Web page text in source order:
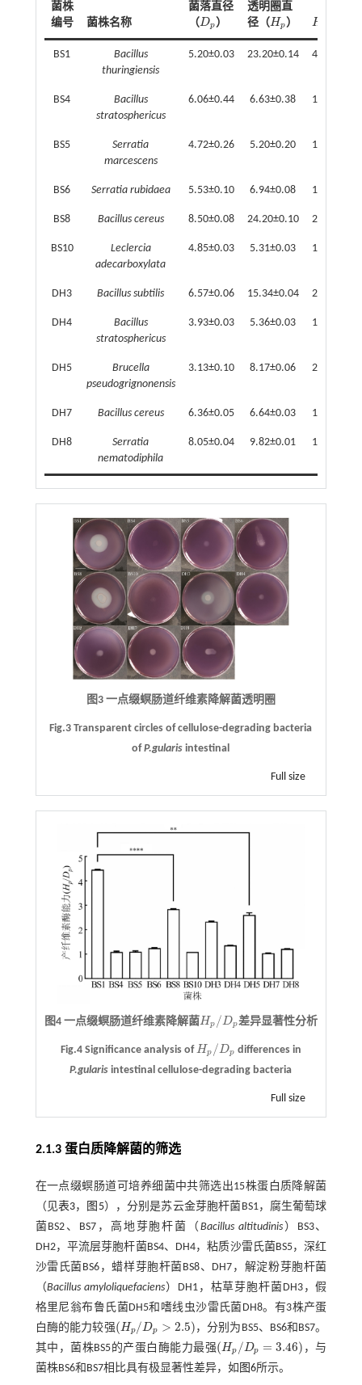
菌株
编号
菌株名称
菌落直径
（Dp
Dp ）
透明圈直
径（Hp
Hp ） H
H
BS1
Bacillus
thuringiensis
5.20±0.03 23.20±0.14 4.46±0.01
BS4
Bacillus
stratosphericus
6.06±0.44 6.63±0.38 1.09±0.02
BS5
Serratia
marcescens
4.72±0.26 5.20±0.20 1.10±0.03
BS6 Serratia rubidaea 5.53±0.10 6.94±0.08 1.25±0.01
BS8 Bacillus cereus 8.50±0.08 24.20±0.10 2.85±0.02
BS10
Leclercia
adecarboxylata
4.85±0.03 5.31±0.03 1.09±0.00
DH3 Bacillus subtilis 6.57±0.06 15.34±0.04 2.33±0.02
DH4
Bacillus
stratosphericus
3.93±0.03 5.36±0.03 1.36±0.00
DH5
Brucella
pseudogrignonensis
3.13±0.10 8.17±0.06 2.61±0.07
DH7 Bacillus cereus 6.36±0.05 6.64±0.03 1.04±0.00
DH8
Serratia
nematodiphila
8.05±0.04 9.82±0.01 1.22±0.01
图3 一点缀螟肠道纤维素降解菌透明圈
Fig.3 Transparent circles of cellulose-degrading bacteria
ofP.gularis intestinal
Full size
图4 一点缀螟肠道纤维素降解菌Hp /Dp
Hp/Dp 差异显著性分析
Fig.4 Significance analysis ofHp /Dp
Hp/Dp
differences in
P.gularis intestinal cellulose-degrading bacteria
Full size
2.1.3 蛋白质降解菌的筛选
在一点缀螟肠道可培养细菌中共筛选出15株蛋白质降解菌
（见表3， 图5），分别是苏云金芽胞杆菌BS1，腐生葡萄球
菌BS2、BS7，高地芽胞杆菌（ Bacillus altitudinis）BS3、
DH2，平流层芽胞杆菌BS4、DH4，粘质沙雷氏菌BS5，深红
沙雷氏菌BS6，蜡样芽胞杆菌BS8、DH7，解淀粉芽胞杆菌
（Bacillus amyloliquefaciens ）DH1，枯草芽胞杆菌DH3，假
格里尼翁布鲁氏菌DH5和嗜线虫沙雷氏菌DH8。有3株产蛋
白酶的能力较强(Hp /Dp > 2.5)
(Hp/Dp>2.5)
，分别为BS5、BS6和BS7。
其中，菌株BS5的产蛋白酶能力最强(Hp /Dp = 3.46)
(Hp/Dp=3.46)
，与
菌株BS6和BS7相比具有极显著性差异，如 图6所示。